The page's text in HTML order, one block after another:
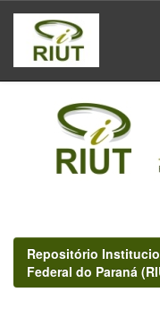
Skip
navigation
Repositório
Federal do Paraná